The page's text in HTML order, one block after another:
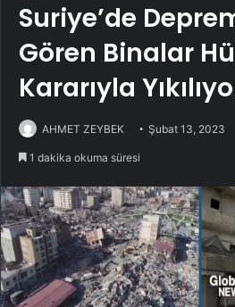
Suriye’de
Gören Binalar
Kararıyla
AHMET ZEYBEK Şubat 13, 2023
1 dakika okuma süresi